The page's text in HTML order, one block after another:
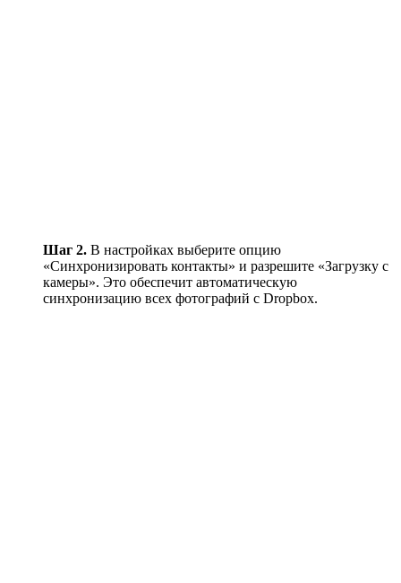
Шаг 2. В настройках выберите опцию
«Синхронизировать контакты» и разрешите «Загрузку с
камеры». Это обеспечит автоматическую
синхронизацию всех фотографий с Dropbox.